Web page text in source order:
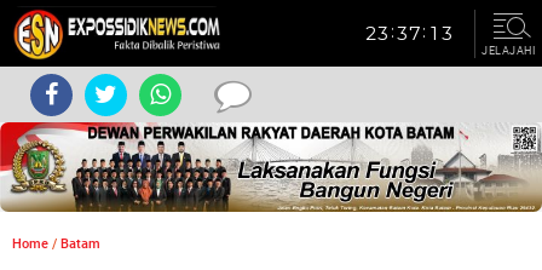
JELAJAHI
Home / Batam